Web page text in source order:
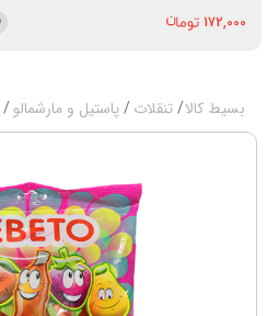
172,000
بسیط کالا تنقلات پاستیل و مارشمالو